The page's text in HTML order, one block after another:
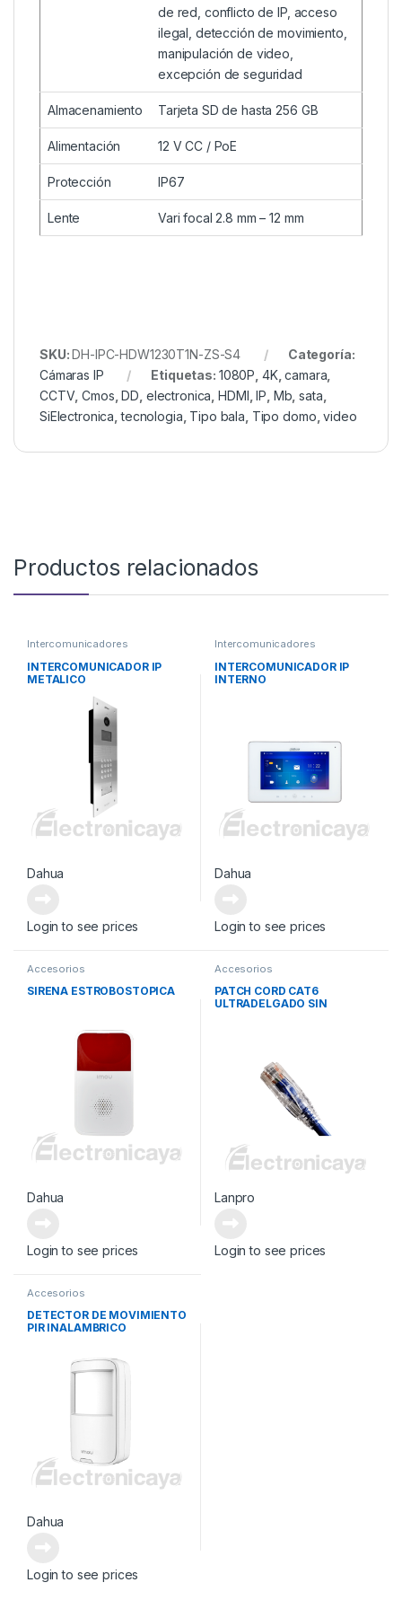
de red, conflicto de IP, acceso
ilegal, detección de movimiento,
manipulación de video,
excepción de seguridad
Almacenamiento Tarjeta SD de hasta 256 GB
Alimentación 12 V CC / PoE
Protección IP67
Lente Vari focal 2.8 mm – 12 mm
SKU:DH-IPC-HDW1230T1N-ZS-S4
Categoría:
Cámaras IP
Etiquetas: 1080P 4K,camara
CCTV,Cmos ,DD electronica ,HDMI ,IP Mb ,sata
SiElectronica ,tecnologia Tipo bala Tipo domo ,video
Productos relacionados
Intercomunicadores
INTERCOMUNICADOR IP
METALICO
Dahua
Login to see prices
Intercomunicadores
INTERCOMUNICADOR IP
INTERNO
Dahua
Login to see prices
Accesorios
SIRENA ESTROBOSTOPICA
Dahua
Login to see prices
Accesorios
PATCH CORD CAT6
ULTRADELGADO SIN
Lanpro
Login to see prices
Accesorios
DETECTOR DE MOVIMIENTO
PIR INALAMBRICO
Dahua
Login to see prices